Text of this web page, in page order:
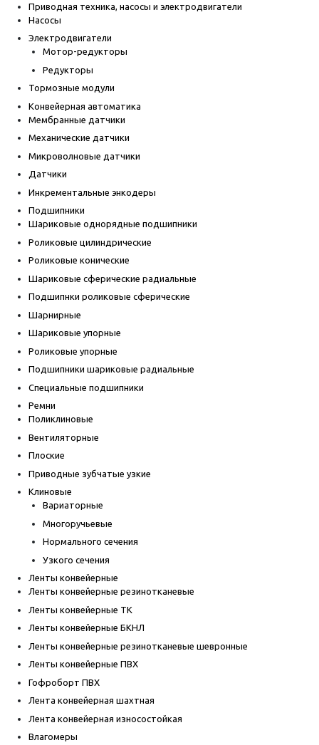
Приводная техника, насосы и электродвигатели
Насосы
Электродвигатели
Мотор-редукторы
Редукторы
Тормозные модули
Конвейерная автоматика
Мембранные датчики
Механические датчики
Микроволновые датчики
Датчики
Инкрементальные энкодеры
Подшипники
Шариковые однорядные подшипники
Роликовые цилиндрические
Роликовые конические
Шариковые сферические радиальные
Подшипнки роликовые сферические
Шарнирные
Шариковые упорные
Роликовые упорные
Подшипники шариковые радиальные
Специальные подшипники
Ремни
Поликлиновые
Вентиляторные
Плоские
Приводные зубчатые узкие
Клиновые
Вариаторные
Многоручьевые
Нормального сечения
Узкого сечения
Ленты конвейерные
Ленты конвейерные резинотканевые
Ленты конвейерные ТК
Ленты конвейерные БКНЛ
Ленты конвейерные резинотканевые шевронные
Ленты конвейерные ПВХ
Гофроборт ПВХ
Лента конвейерная шахтная
Лента конвейерная износостойкая
Влагомеры